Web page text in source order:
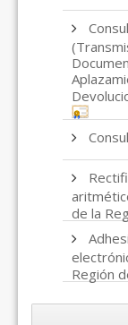
de la
Región